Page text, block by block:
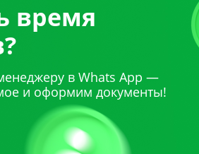
время
в Whats App —
и оформим документы!